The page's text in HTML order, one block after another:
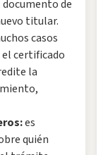
de
titular.
casos
certificado
la
es
quién